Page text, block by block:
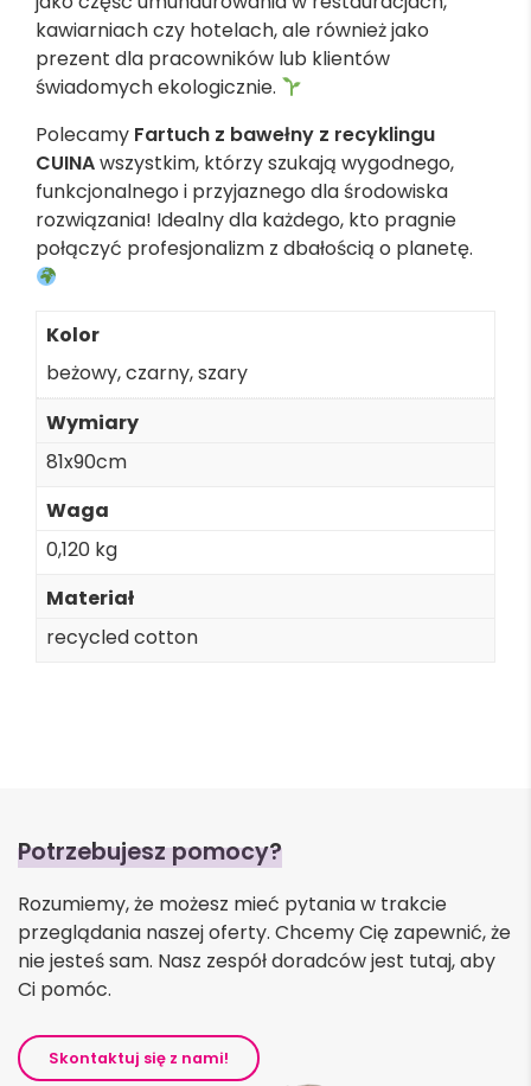
kawiarniach czy hotelach, ale również jako
prezent dla pracowników lub klientów
świadomych ekologicznie.
Polecamy Fartuch z bawełny z recyklingu
CUINAwszystkim, którzy szukają wygodnego,
funkcjonalnego i przyjaznego dla środowiska
rozwiązania! Idealny dla każdego, kto pragnie
połączyć profesjonalizm z dbałością o planetę.
Kolor
beżowy,czarny,szary
Wymiary
81x90cm
Waga
0,120 kg
Materiał
recycled cotton
Potrzebujesz pomocy?
Rozumiemy, że możesz mieć pytania w trakcie
przeglądania naszej oferty. Chcemy Cię zapewnić, że
nie jesteś sam. Nasz zespół doradców jest tutaj, aby
Ci pomóc.
Skontaktuj się z nami!